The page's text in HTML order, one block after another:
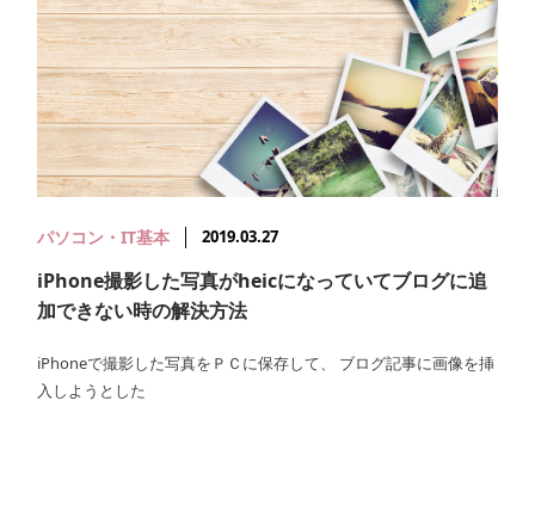
パソコン・IT基本 2019.03.27
iPhone撮影した写真がheicになっていてブログに追
加できない時の解決方法
iPhoneで撮影した写真をＰＣに保存して、 ブログ記事に画像を挿
入しようとした